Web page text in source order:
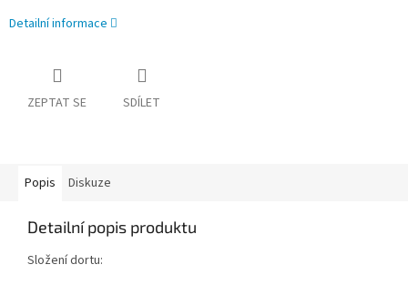
Detailní informace
ZEPTAT SE SDÍLET
Popis Diskuze
Detailní popis produktu
Složení dortu: